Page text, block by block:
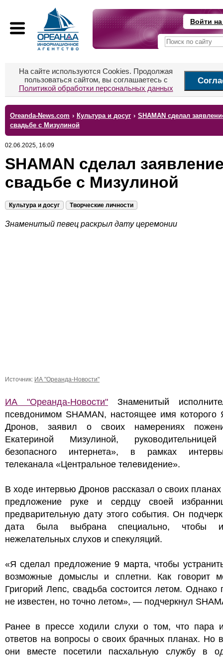
Войти
На сайте используются Cookies. Продолжая
пользоваться сайтом, вы соглашаетесь с
Политикой обработки персональных данных
Oreanda-News.com › Культура и досуг › SHAMAN сделал
свадьбе с Мизулиной
02.06.2025, 16:09
SHAMAN сделал
свадьбе с Мизулиной
Культура и досуг Творческие личности
Знаменитый певец раскрыл дату церемонии
Источник: ИА "Ореанда-Новости"
ИА "Ореанда-Новости" Знаменитый
псевдонимом SHAMAN, настоящее имя которого
Дронов, заявил о своих намерениях
Екатериной Мизулиной,
безопасного интернета», в рамках
телеканала «Центральное телевидение».
В ходе интервью Дронов рассказал о своих планах
предложение руке и сердцу своей
предварительную дату этого события. Он
дата была выбрана специально, чтобы
нежелательных слухов и спекуляций.
«Я сделал предложение 9 марта, чтобы
возможные домыслы и сплетни. Как говорит
Григорий Лепс, свадьба состоится летом. Однако
не известен, но точно летом», — подчеркнул
Ранее в прессе ходили слухи о том, что пара
ответов на вопросы о своих брачных планах. Но
они вместе посетили пасхальную службу в